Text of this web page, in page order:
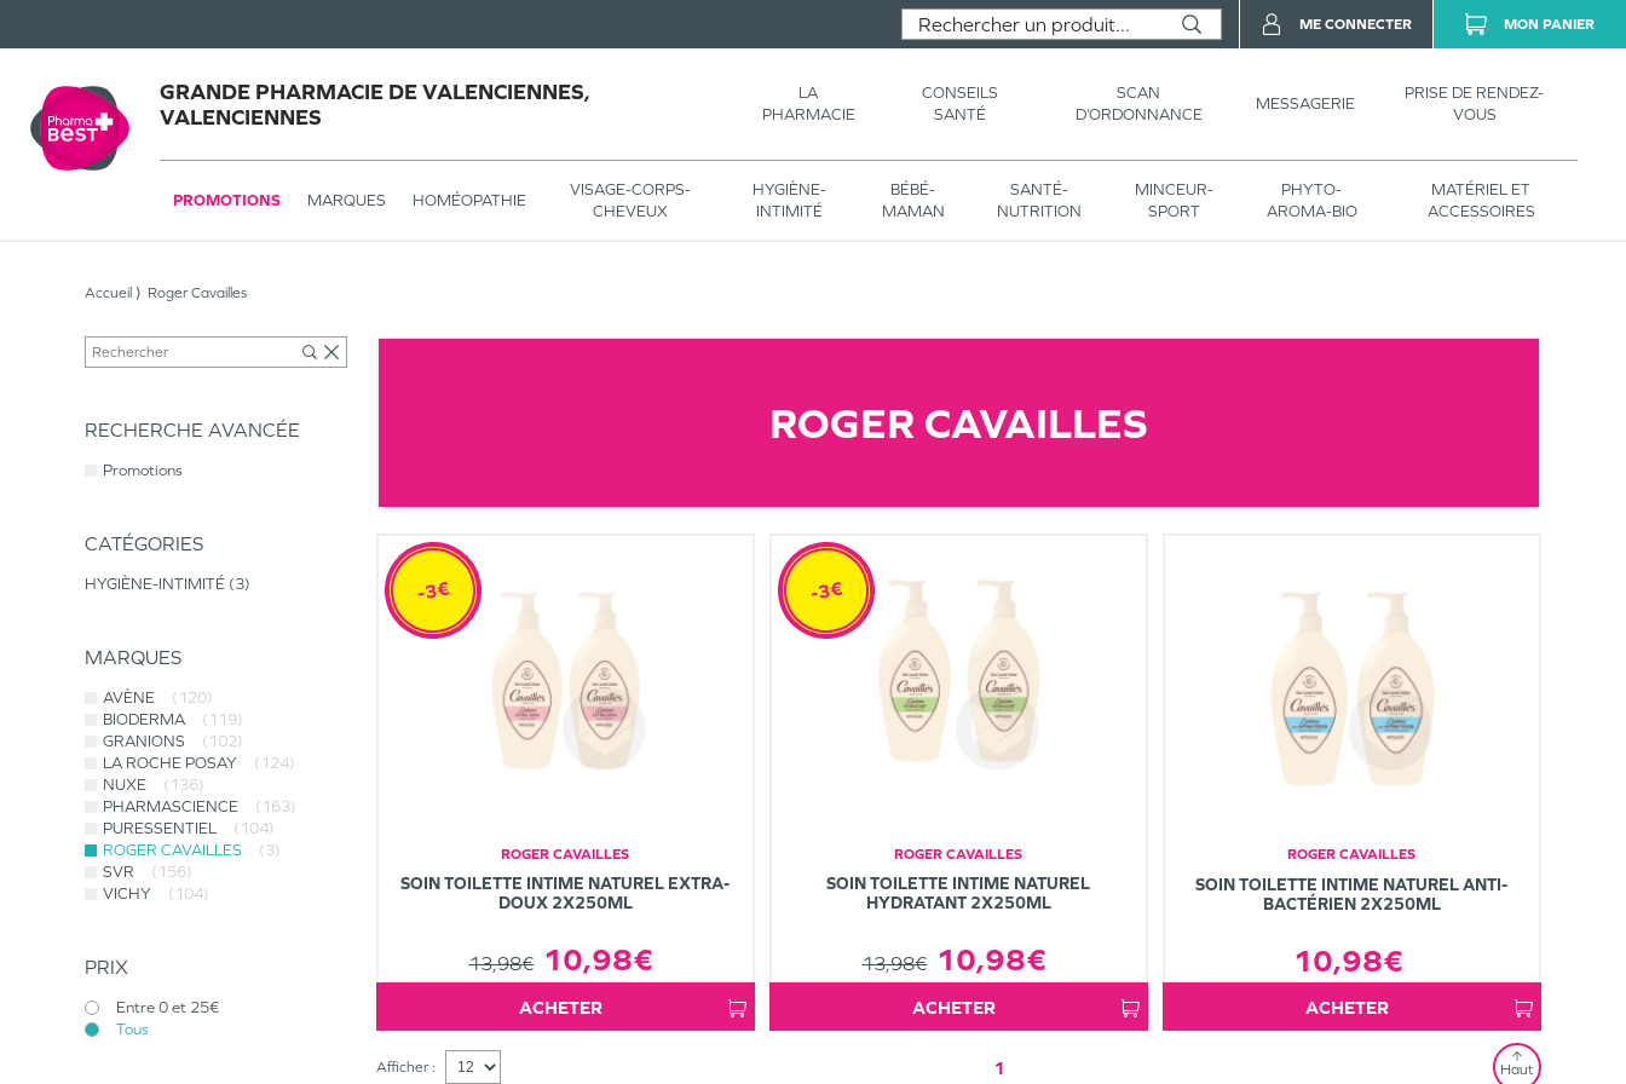
GRANDE PHARMACIE DE VALENCIENNES,
VALENCIENNES
LA
PHARMACIE
CONSEILS
SANTÉ
SCAN
D’ORDONNANCE
MESSAGERIE
PRISE DE RENDEZ-
VOUS
PROMOTIONS MARQUES HOMÉOPATHIE
VISAGE-CORPS-
CHEVEUX
HYGIÈNE-
INTIMITÉ
BÉBÉ-
MAMAN
SANTÉ-
NUTRITION
MINCEUR-
SPORT
PHYTO-
AROMA-BIO
MATÉRIEL ET
ACCESSOIRES
ME CONNECTER MON PANIER
Accueil Roger Cavailles
RECHERCHE AVANCÉE
Promotions
CATÉGORIES
HYGIÈNE-INTIMITÉ 3
MARQUES
AVÈNE
(120)
BIODERMA
(119)
GRANIONS
(102)
LA ROCHE POSAY
(124)
NUXE
(136)
PHARMASCIENCE
(163)
PURESSENTIEL
(104)
ROGER CAVAILLES
(3)
SVR
(156)
VICHY
(104)
PRIX
Entre 0 et 25€
Tous
ROGER CAVAILLES
ROGER CAVAILLES
SOIN TOILETTE INTIME NATUREL EXTRA-
DOUX 2X250ML
13,98€ 10,98€
-3€
ACHETER
ROGER CAVAILLES
SOIN TOILETTE INTIME NATUREL
HYDRATANT 2X250ML
13,98€ 10,98€
-3€
ACHETER
ROGER CAVAILLES
SOIN TOILETTE INTIME NATUREL ANTI-
BACTÉRIEN 2X250ML
10,98€
ACHETER
Afficher : 1 Haut